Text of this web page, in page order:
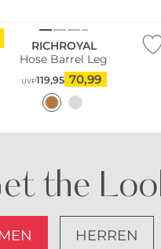
RICHROYAL
Hose Barrel Leg
UVP119,95 70,99
the
HERREN